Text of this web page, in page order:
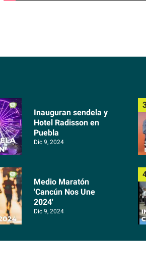
Inauguran sendela y
Hotel Radisson en
Puebla
Dic 9, 2024
Medio Maratón
'Cancún Nos Une
2024'
Dic 9, 2024